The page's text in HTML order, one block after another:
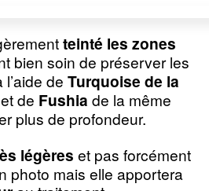
teinté les zones
bien soin de préserver les
l’aide deTurquoise de la
et de Fushia de la même
plus de profondeur.
légères et pas forcément
photo mais elle apportera